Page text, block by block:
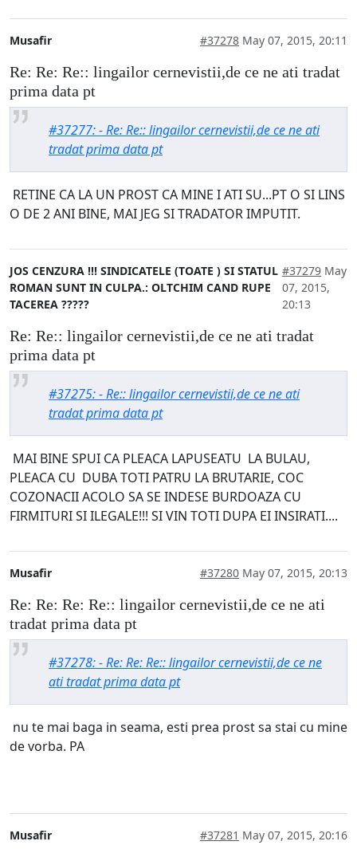
Musafir #37278 May 07, 2015, 20:11
Re: Re: Re:: lingailor cernevistii,de ce ne ati tradat
prima data pt
#37277: - Re: Re:: lingailor cernevistii,de ce ne ati
tradat prima data pt
RETINE CA LA UN PROST CA MINE I ATI SU...PT O SI LINS
O DE 2 ANI BINE, MAI JEG SI TRADATOR IMPUTIT.
JOS CENZURA !!! SINDICATELE (TOATE ) SI STATUL
ROMAN SUNT IN CULPA.: OLTCHIM CAND RUPE
TACEREA ?????
#37279 May
07, 2015,
20:13
Re: Re:: lingailor cernevistii,de ce ne ati tradat
prima data pt
#37275: - Re:: lingailor cernevistii,de ce ne ati
tradat prima data pt
MAI BINE SPUI CA PLEACA LAPUSEATU LA BULAU,
PLEACA CU DUBA TOTI PATRU LA BRUTARIE, COC
COZONACII ACOLO SA SE INDESE BURDOAZA CU
FIRMITURI SI ILEGALE!!! SI VIN TOTI DUPA EI INSIRATI....
Musafir #37280 May 07, 2015, 20:13
Re: Re: Re: Re:: lingailor cernevistii,de ce ne ati
tradat prima data pt
#37278: - Re: Re: Re:: lingailor cernevistii,de ce ne
ati tradat prima data pt
nu te mai baga in seama, esti prea prost sa stai cu mine
de vorba. PA
Musafir #37281 May 07, 2015, 20:16